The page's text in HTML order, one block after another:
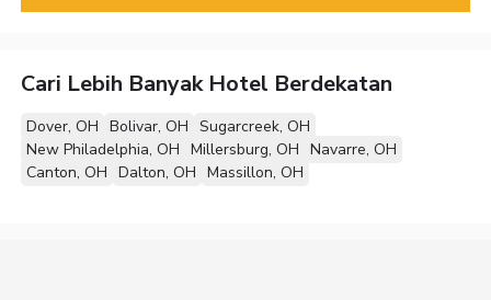
Cari Lebih Banyak Hotel Berdekatan
Dover, OH Bolivar, OH Sugarcreek, OH
New Philadelphia, OH Millersburg, OH Navarre, OH
Canton, OH Dalton, OH Massillon, OH